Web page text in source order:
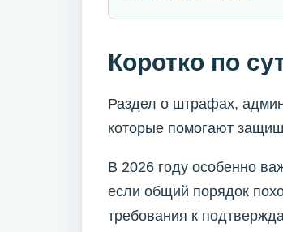
Коротко по
Раздел о штрафах,
которые помогают
В 2026 году особенно
если общий порядок
требования к